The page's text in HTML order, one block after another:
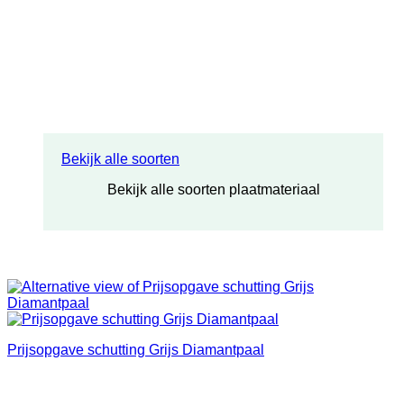
Bekijk alle soorten
Bekijk alle soorten plaatmateriaal
Prijsopgave schutting Grijs Diamantpaal